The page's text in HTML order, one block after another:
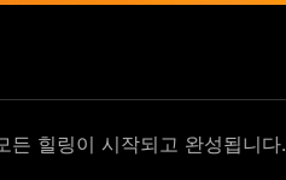
든 힐링이 시작되고 완성됩니다.